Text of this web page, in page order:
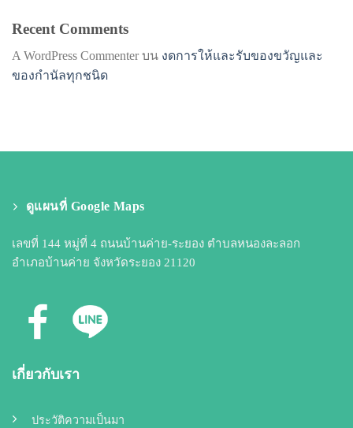
Recent Comments
A WordPress Commenterบน งดการให้และรับของขวัญและ
ของกำนัลทุกชนิด
ดูแผนที่ Google Maps
เลขที่ 144 หมู่ที่ 4 ถนนบ้านค่าย-ระยอง ตำบลหนองละลอก
อำเภอบ้านค่าย จังหวัดระยอง 21120
เกี่ยวกับเรา
ประวัติความเป็นมา